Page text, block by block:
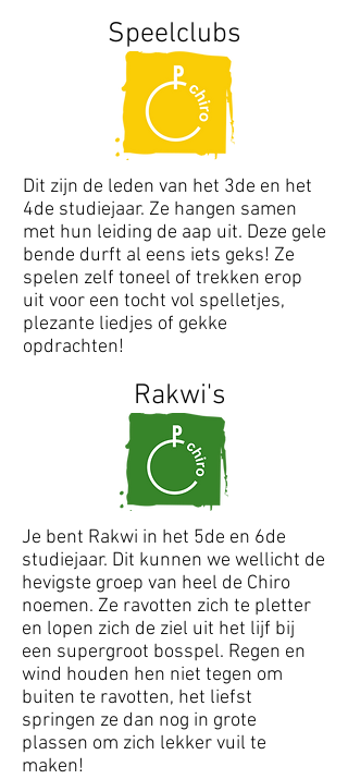
Speelclubs
Dit zijn de leden van het 3de en het
4de studiejaar. Ze hangen samen
met hun leiding de aap uit. Deze gele
bende durft al eens iets geks! Ze
spelen zelf toneel of trekken erop
uit voor een tocht vol spelletjes,
plezante liedjes of gekke
opdrachten!
Rakwi's
Je bent Rakwi in het 5de en 6de
studiejaar. Dit kunnen we wellicht de
hevigste groep van heel de Chiro
noemen. Ze ravotten zich te pletter
en lopen zich de ziel uit het lijf bij
een supergroot bosspel. Regen en
wind houden hen niet tegen om
buiten te ravotten, het liefst
springen ze dan nog in grote
plassen om zich lekker vuil te
maken!